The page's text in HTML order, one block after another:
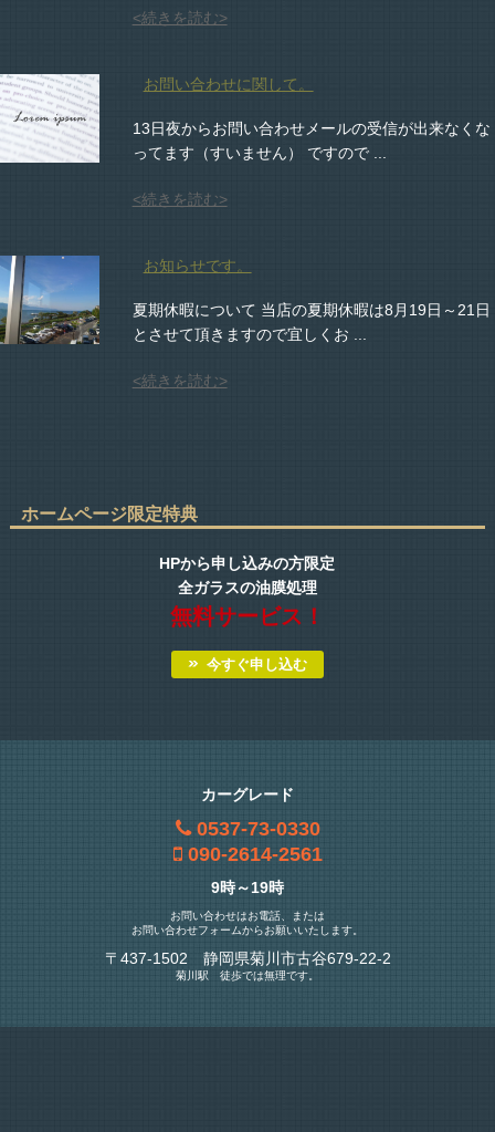
<続きを読む>
お問い合わせに関して。
13日夜からお問い合わせメールの受信が出来なくな
ってます（すいません） ですので ...
<続きを読む>
お知らせです。
夏期休暇について 当店の夏期休暇は8月19日～21日
とさせて頂きますので宜しくお ...
<続きを読む>
ホームページ限定特典
HPから申し込みの方限定
全ガラスの油膜処理
無料サービス！
今すぐ申し込む
カーグレード
0537-73-0330
090-2614-2561
9時～19時
お問い合わせはお電話、または
お問い合わせフォームからお願いいたします。
〒437-1502 静岡県菊川市古谷679-22-2
菊川駅 徒歩では無理です。